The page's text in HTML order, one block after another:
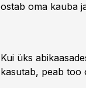
ostab oma kauba
Kui üks
kasutab, peab too